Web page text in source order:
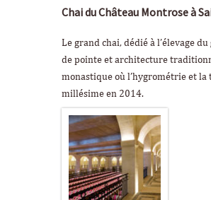
Chai du Château Montrose à
Le grand chai, dédié à l’élevage du
de pointe et architecture
monastique où l’hygrométrie et
millésime en 2014.